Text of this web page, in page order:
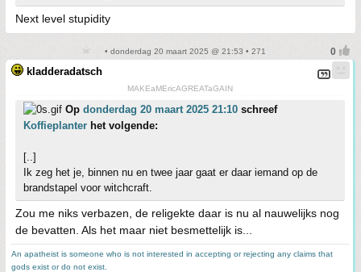
Next level stupidity
• donderdag 20 maart 2025 @ 21:53 • 271
kladderadatsch
MAKEaMEricAGREATaGAIN
Op donderdag 20 maart 2025 21:10 schreef
Koffieplanter het volgende:
[..]
Ik zeg het je, binnen nu en twee jaar gaat er daar iemand op de
brandstapel voor witchcraft.
Zou me niks verbazen, de religekte daar is nu al nauwelijks nog
de bevatten. Als het maar niet besmettelijk is...
An apatheist is someone who is not interested in accepting or rejecting any claims that
gods exist or do not exist.